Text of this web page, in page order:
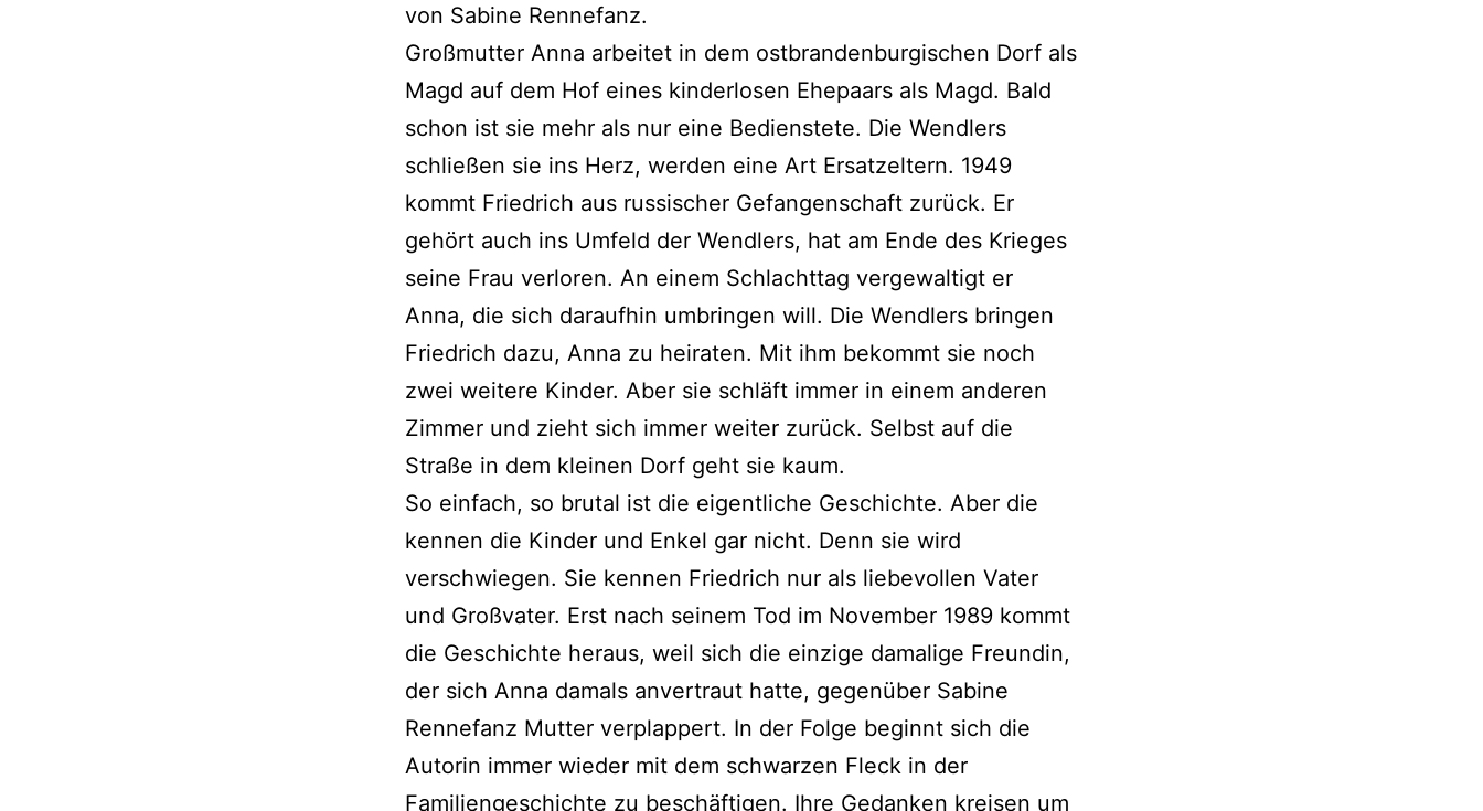
von Sabine Rennefanz.
Großmutter Anna arbeitet in dem ostbrandenburgischen Dorf als
Magd auf dem Hof eines kinderlosen Ehepaars als Magd. Bald
schon ist sie mehr als nur eine Bedienstete. Die Wendlers
schließen sie ins Herz, werden eine Art Ersatzeltern. 1949
kommt Friedrich aus russischer Gefangenschaft zurück. Er
gehört auch ins Umfeld der Wendlers, hat am Ende des Krieges
seine Frau verloren. An einem Schlachttag vergewaltigt er
Anna, die sich daraufhin umbringen will. Die Wendlers bringen
Friedrich dazu, Anna zu heiraten. Mit ihm bekommt sie noch
zwei weitere Kinder. Aber sie schläft immer in einem anderen
Zimmer und zieht sich immer weiter zurück. Selbst auf die
Straße in dem kleinen Dorf geht sie kaum.
So einfach, so brutal ist die eigentliche Geschichte. Aber die
kennen die Kinder und Enkel gar nicht. Denn sie wird
verschwiegen. Sie kennen Friedrich nur als liebevollen Vater
und Großvater. Erst nach seinem Tod im November 1989 kommt
die Geschichte heraus, weil sich die einzige damalige Freundin,
der sich Anna damals anvertraut hatte, gegenüber Sabine
Rennefanz Mutter verplappert. In der Folge beginnt sich die
Autorin immer wieder mit dem schwarzen Fleck in der
Familiengeschichte zu beschäftigen. Ihre Gedanken kreisen um